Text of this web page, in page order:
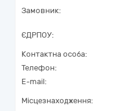
Замовник:
ЄДРПОУ:
Контактна особа:
Телефон:
E-mail:
Місцезнаходження: